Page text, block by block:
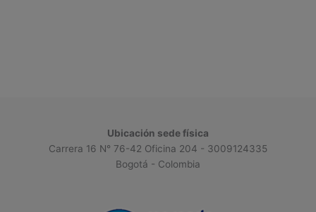
Ubicación sede física
Carrera 16 N° 76-42 Oficina 204 - 3009124335
Bogotá - Colombia